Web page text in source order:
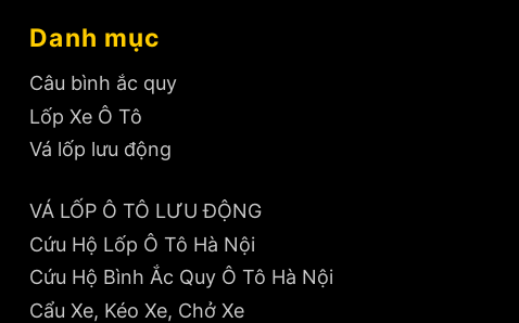
Danh mục
Câu bình ắc quy
Lốp Xe Ô Tô
Vá lốp lưu động
VÁ LỐP Ô TÔ LƯU ĐỘNG
Cứu Hộ Lốp Ô Tô Hà Nội
Cứu Hộ Bình Ắc Quy Ô Tô Hà Nội
Cẩu Xe, Kéo Xe, Chở Xe